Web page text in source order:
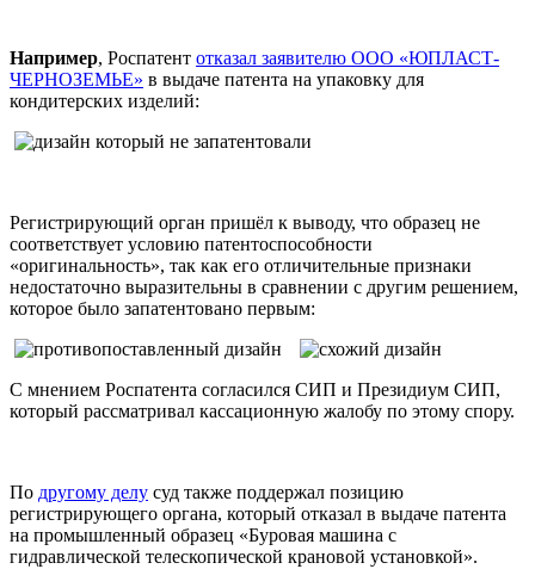
Например, Роспатент отказал заявителю ООО «ЮПЛАСТ-
ЧЕРНОЗЕМЬЕ» в выдаче патента на упаковку для
кондитерских изделий:
Регистрирующий орган пришёл к выводу, что образец не
соответствует условию патентоспособности
«оригинальность», так как его отличительные признаки
недостаточно выразительны в сравнении с другим решением,
которое было запатентовано первым:
С мнением Роспатента согласился СИП и Президиум СИП,
который рассматривал кассационную жалобу по этому спору.
По другому делу суд также поддержал позицию
регистрирующего органа, который отказал в выдаче патента
на промышленный образец «Буровая машина с
гидравлической телескопической крановой установкой».